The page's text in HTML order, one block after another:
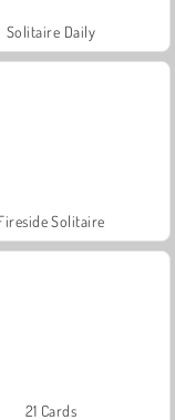
Solitaire Daily
Solitaire
21 Cards